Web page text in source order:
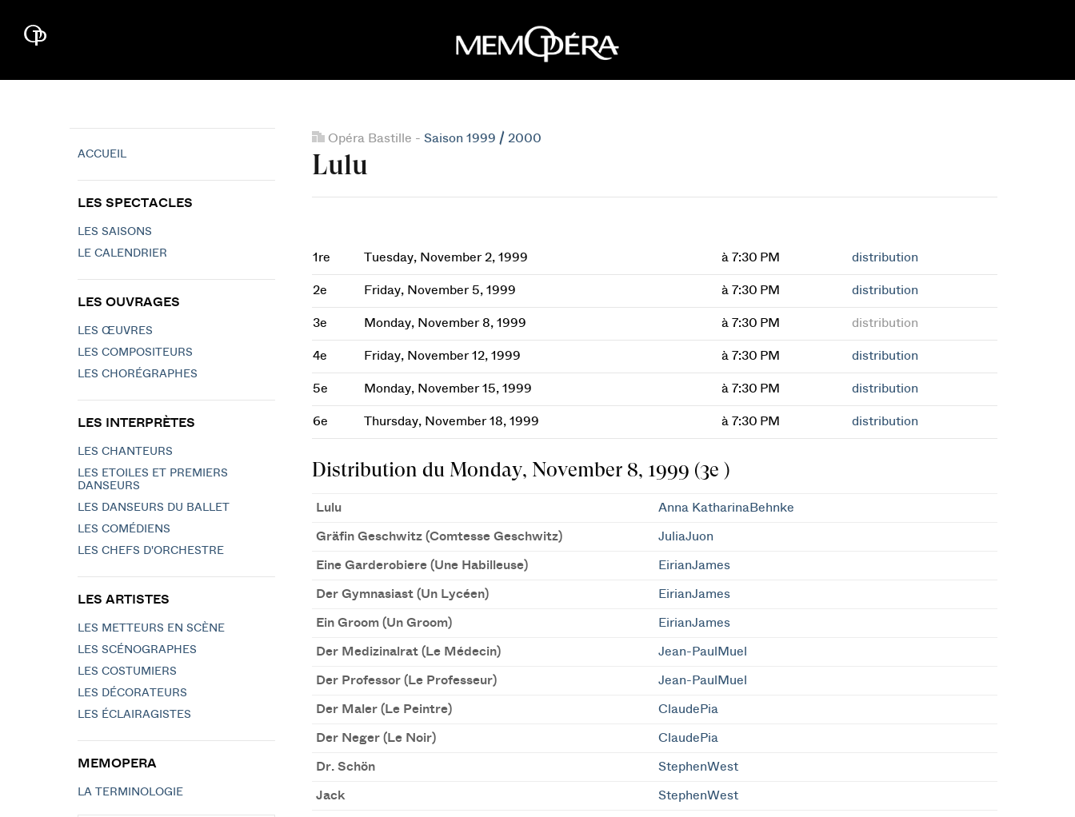
Opéra Bastille - Saison 1999 / 2000
Lulu
1re Tuesday, November 2, 1999 à 7:30 PM distribution
2e Friday, November 5, 1999 à 7:30 PM distribution
3e Monday, November 8, 1999 à 7:30 PM distribution
4e Friday, November 12, 1999 à 7:30 PM distribution
5e Monday, November 15, 1999 à 7:30 PM distribution
6e Thursday, November 18, 1999 à 7:30 PM distribution
Distribution du Monday, November 8, 1999 (3e )
Lulu Anna KatharinaBehnke
Gräfin Geschwitz (Comtesse Geschwitz) JuliaJuon
Eine Garderobiere (Une Habilleuse) EirianJames
Der Gymnasiast (Un Lycéen) EirianJames
Ein Groom (Un Groom) EirianJames
Der Medizinalrat (Le Médecin) Jean-PaulMuel
Der Professor (Le Professeur) Jean-PaulMuel
Der Maler (Le Peintre) ClaudePia
Der Neger (Le Noir) ClaudePia
Dr. Schön StephenWest
Jack StephenWest
ACCUEIL
LES SPECTACLES
LES SAISONS
LE CALENDRIER
LES OUVRAGES
LES ŒUVRES
LES COMPOSITEURS
LES CHORÉGRAPHES
LES INTERPRÈTES
LES CHANTEURS
LES ETOILES ET PREMIERS
DANSEURS
LES DANSEURS DU BALLET
LES COMÉDIENS
LES CHEFS D'ORCHESTRE
LES ARTISTES
LES METTEURS EN SCÈNE
LES SCÉNOGRAPHES
LES COSTUMIERS
LES DÉCORATEURS
LES ÉCLAIRAGISTES
MEMOPERA
LA TERMINOLOGIE